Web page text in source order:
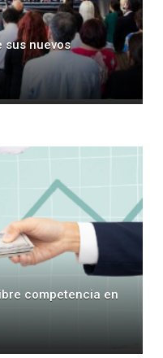
sus nuevos
competencia en